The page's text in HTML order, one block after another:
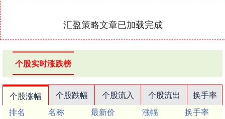
汇盈策略文章已加载完成
个股实时涨跌榜
个股涨幅 个股跌幅 个股流入 个股流出
换手率
排名
名称 最新价 涨幅
换手率